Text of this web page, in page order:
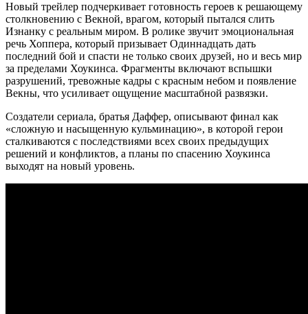
Новый трейлер подчеркивает готовность героев к решающему
столкновению с Векной, врагом, который пытался слить
Изнанку с реальным миром. В ролике звучит эмоциональная
речь Хоппера, который призывает Одиннадцать дать
последний бой и спасти не только своих друзей, но и весь мир
за пределами Хоукинса. Фрагменты включают вспышки
разрушений, тревожные кадры с красным небом и появление
Векны, что усиливает ощущение масштабной развязки.
Создатели сериала, братья Даффер, описывают финал как
«сложную и насыщенную кульминацию», в которой герои
сталкиваются с последствиями всех своих предыдущих
решений и конфликтов, а планы по спасению Хоукинса
выходят на новый уровень.